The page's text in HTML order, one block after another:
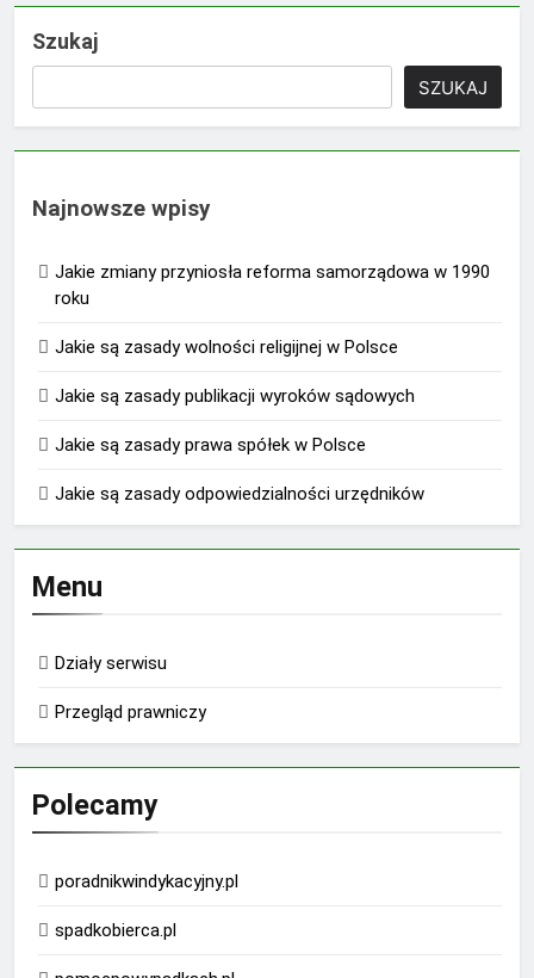
Szukaj
SZUKAJ
Najnowsze wpisy
Jakie zmiany przyniosła reforma samorządowa w 1990
roku
Jakie są zasady wolności religijnej w Polsce
Jakie są zasady publikacji wyroków sądowych
Jakie są zasady prawa spółek w Polsce
Jakie są zasady odpowiedzialności urzędników
Menu
Działy serwisu
Przegląd prawniczy
Polecamy
poradnikwindykacyjny.pl
spadkobierca.pl